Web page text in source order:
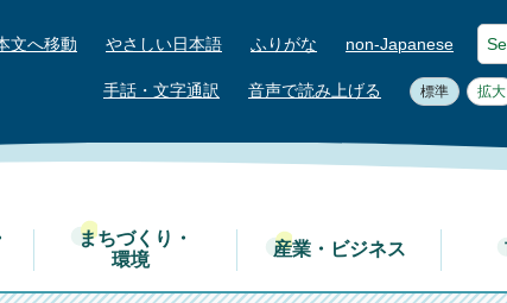
文へ移動 やさしい日本語 ふりがな non-Japanese
手話・文字通訳 音声で読み上げる 標準 拡大
まちづくり・
環境
産業・ビジネス